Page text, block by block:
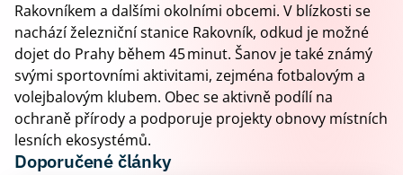
Rakovníkem a dalšími okolními obcemi. V blízkosti se
nachází železniční stanice Rakovník, odkud je možné
dojet do Prahy během 45 minut. Šanov je také známý
svými sportovními aktivitami, zejména fotbalovým a
volejbalovým klubem. Obec se aktivně podílí na
ochraně přírody a podporuje projekty obnovy místních
lesních ekosystémů.
Doporučené články